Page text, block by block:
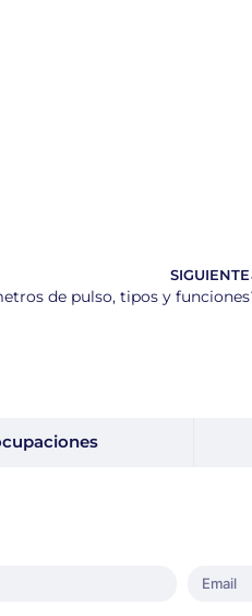
SIGUIENTE
de pulso, tipos y funciones